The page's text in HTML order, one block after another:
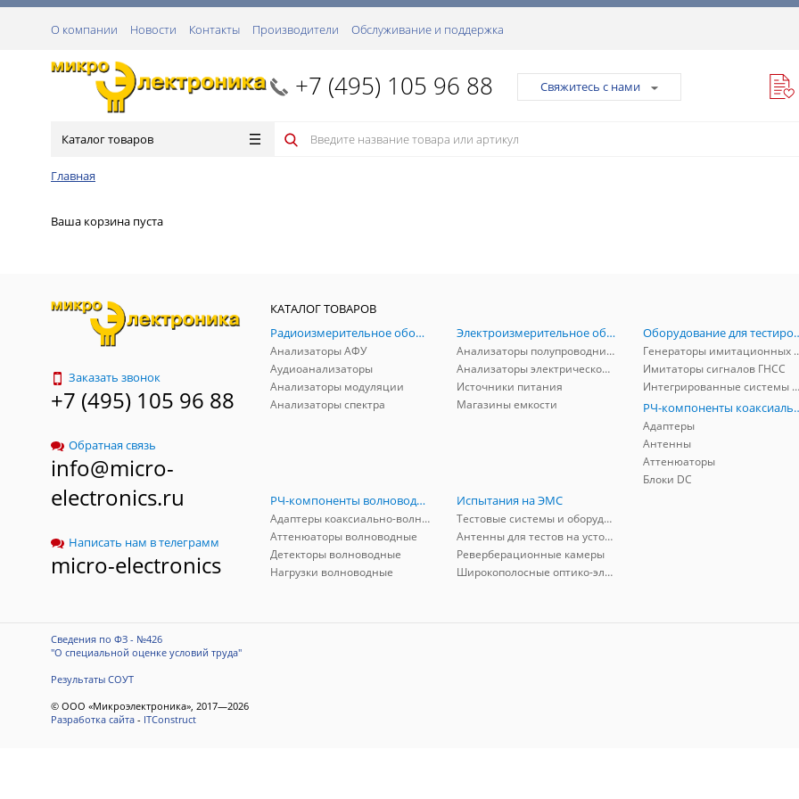
О компании Новости Контакты Производители Обслуживание и поддержка
+7 (495) 105 96 88 Свяжитесь с нами
Каталог товаров
Главная
Ваша корзина пуста
Заказать звонок
+7 (495) 105 96 88
Обратная связь
info@micro-
electronics.ru
Написать нам в телеграмм
micro-electronics
КАТАЛОГ ТОВАРОВ
Радиоизмерительное оборудование
Анализаторы АФУ
Аудиоанализаторы
Анализаторы модуляции
Анализаторы спектра
Электроизмерительное оборудование
Анализаторы полупроводников
Анализаторы электрической мощности
Источники питания
Магазины емкости
Оборудование
Генераторы
Имитаторы сигналов ГНСС
Интегрированные системы защиты от ГНСС-помех
РЧ-
Адаптеры
Антенны
Аттенюаторы
Блоки DC
РЧ-компоненты волноводные
Адаптеры коаксиально-волноводные
Аттенюаторы волноводные
Детекторы волноводные
Нагрузки волноводные
Испытания на ЭМС
Тестовые системы и оборудование
Антенны для тестов на устойчивость к ЭМП
Реверберационные камеры
Широкополосные оптико-электрические линии
Сведения по ФЗ - №426
"О специальной оценке условий труда"
Результаты СОУТ
© ООО «Микроэлектроника», 2017—2026
Разработка сайта - ITConstruct